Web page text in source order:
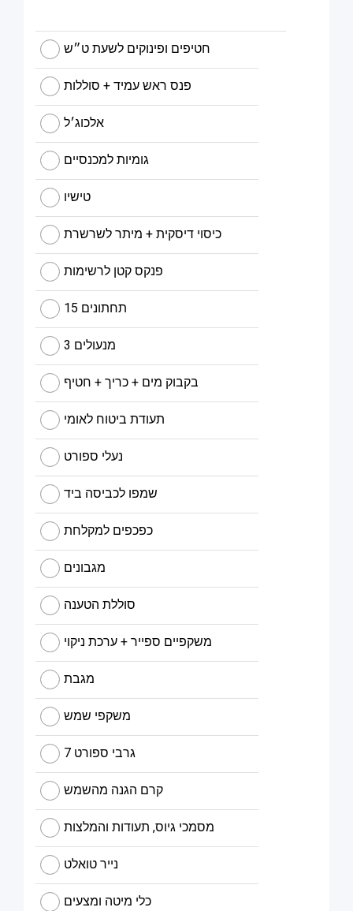
חטיפים ופינוקים לשעת ט״ש
פנס ראש עמיד + סוללות
אלכוג׳ל
גומיות למכנסיים
טישיו
כיסוי דיסקית + מיתר לשרשרת
פנקס קטן לרשימות
15 תחתונים
3 מנעולים
בקבוק מים + כריך + חטיף
תעודת ביטוח לאומי
נעלי ספורט
שמפו לכביסה ביד
כפכפים למקלחת
מגבונים
סוללת הטענה
משקפיים ספייר + ערכת ניקוי
מגבת
משקפי שמש
7 גרבי ספורט
קרם הגנה מהשמש
מסמכי גיוס, תעודות והמלצות
נייר טואלט
כלי מיטה ומצעים